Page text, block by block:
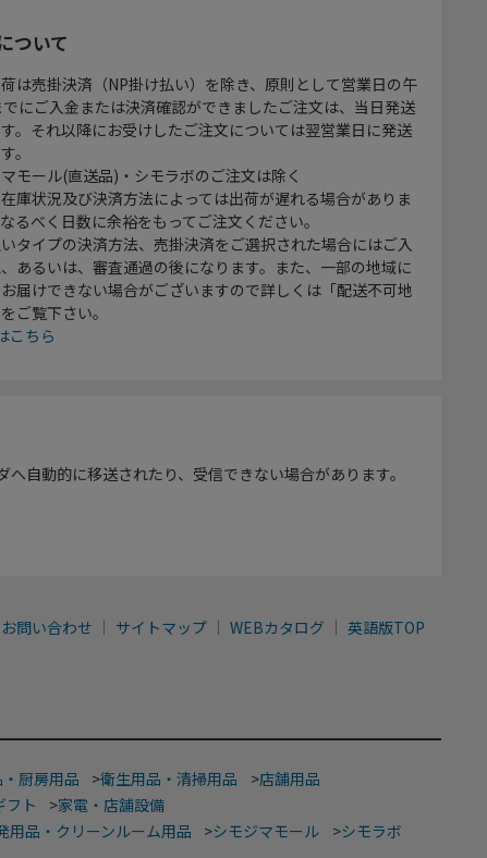
ついて
は売掛決済（NP掛け払い）を除き、原則として営業日の午
にご入金または決済確認ができましたご注文は、当日発送
。それ以降にお受けしたご注文については翌営業日に発送
。
モール(直送品)・シモラボのご注文は除く
庫状況及び決済方法によっては出荷が遅れる場合がありま
るべく日数に余裕をもってご注文ください。
タイプの決済方法、売掛決済をご選択された場合にはご入
あるいは、審査通過の後になります。また、一部の地域に
届けできない場合がございますので詳しくは「配送不可地
ご覧下さい。
こちら
自動的に移送されたり、受信できない場合があります。
お問い合わせ サイトマップ WEBカタログ 英語版TOP
厨房用品 >衛生用品・清掃用品 >店舗用品
フト >家電・店舗設備
用品・クリーンルーム用品 >シモジマモール >シモラボ